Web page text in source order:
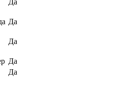
Да
Да
Да
Да
Да